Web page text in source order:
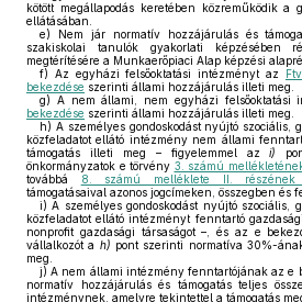
kötött megállapodás keretében közreműködik a
ellátásában.
e) Nem jár normatív hozzájárulás és
szakiskolai tanulók gyakorlati képzésében
megtérítésére a Munkaerőpiaci Alap képzési
f) Az egyházi felsőoktatási intézményt az
bekezdése szerinti állami hozzájárulás illeti meg.
g) A nem állami, nem egyházi felsőoktatási
bekezdése szerinti állami hozzájárulás illeti meg.
h) A személyes gondoskodást nyújtó szociális,
közfeladatot ellátó intézmény nem állami
támogatás illeti meg – figyelemmel azi)
önkormányzatok e törvény 3. számú mellékletének
továbbá
8. számú melléklete II. részének
támogatásaival azonos jogcímeken, összegben és
i) A személyes gondoskodást nyújtó szociális,
közfeladatot ellátó intézményt fenntartó
nonprofit gazdasági társaságot –, és az e
vállalkozót a h) pont szerinti normatíva 30%-
meg.
j) A nem állami intézmény fenntartójának az e
normatív hozzájárulás és támogatás teljes
intézménynek, amelyre tekintettel a támogatás